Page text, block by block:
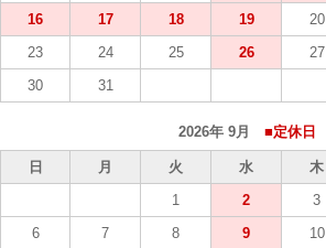
16
17 18 19 20
23
24 25 26 27
30
31
2026年 9月 ■定休日
日 月 火 水 木
1
2 3
6
7 8 9 10